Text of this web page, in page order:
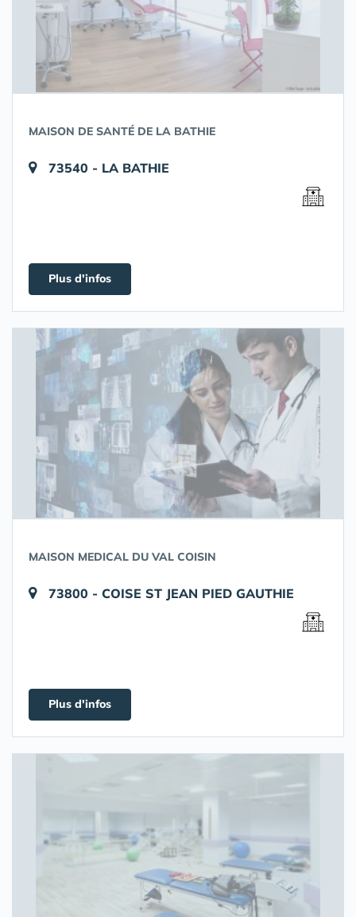
MAISON DE SANTÉ DE LA BATHIE
73540 - LA BATHIE
Plus d'infos
MAISON MEDICAL DU VAL COISIN
73800 - COISE ST JEAN PIED GAUTHIE
Plus d'infos